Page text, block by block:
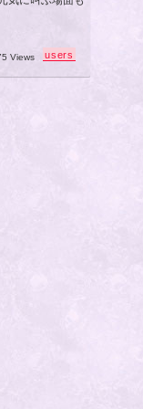
Views users